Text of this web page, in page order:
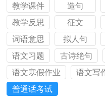
教学课件
造句
教学反思
征文
词语意思
拟人句
语文习题
古诗绝句
语文寒假作业
语文写
普通话考试